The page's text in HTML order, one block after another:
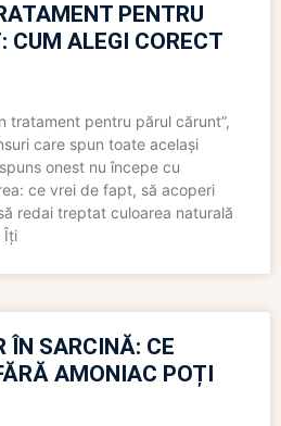
PENTRU
CUM ALEGI CORECT
tratament pentru părul cărunt”,
care spun toate același
onest nu începe cu
ce vrei de fapt, să acoperi
redai treptat culoarea naturală
Îți
ÎN SARCINĂ: CE
AMONIAC POȚI